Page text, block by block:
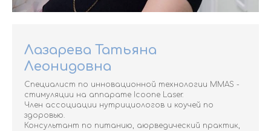
Лазарева Татьяна
Леонидовна
Специалист по инновационной технологии MMAS -
стимуляции на аппарате Icoone Laser.
Член ассоциации нутрициологов и коучей по
здоровью.
Консультант по питанию, аюрведический практик,